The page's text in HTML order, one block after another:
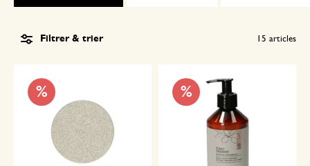
Filtrer & trier 15 articles
% %